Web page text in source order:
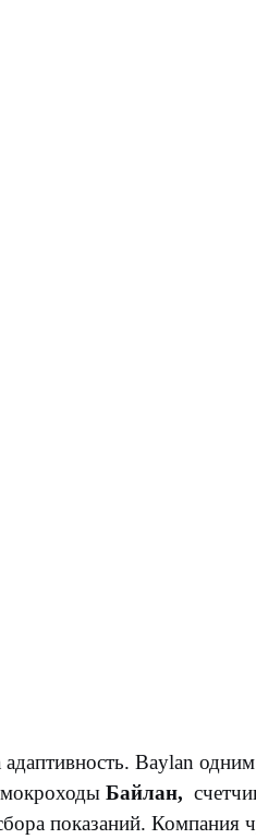
адаптивность. Baylan
Байлан,
показаний. Компания